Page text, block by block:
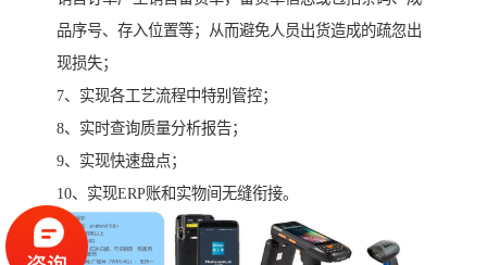
品序号、存入位置等；从而避免人员出货造成的疏忽出
现损失；
7、实现各工艺流程中特别管控；
8、实时查询质量分析报告；
9、实现快速盘点；
10、实现ERP账和实物间无缝衔接。